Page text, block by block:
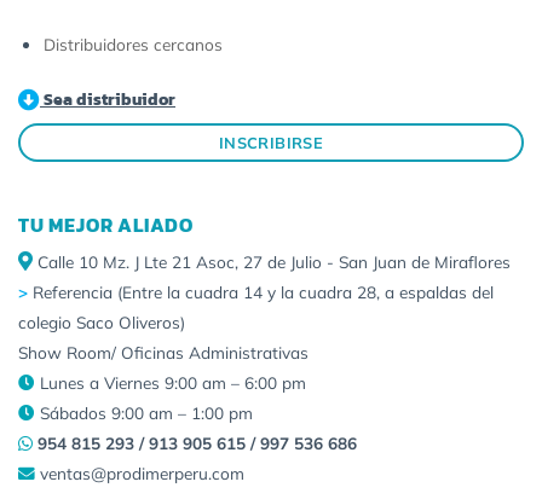
Distribuidores cercanos
Sea distribuidor
INSCRIBIRSE
TU MEJOR ALIADO
Calle 10 Mz. J Lte 21 Asoc, 27 de Julio - San Juan de Miraflores
> Referencia (Entre la cuadra 14 y la cuadra 28, a espaldas del
colegio Saco Oliveros)
Show Room/ Oficinas Administrativas
Lunes a Viernes 9:00 am – 6:00 pm
Sábados 9:00 am – 1:00 pm
954 815 293 / 913 905 615 / 997 536 686
ventas@prodimerperu.com